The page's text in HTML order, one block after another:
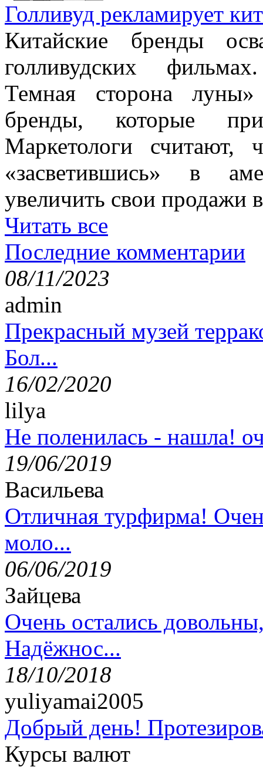
Голливуд рекламирует
Китайские бренды
голливудских
Темная сторона луны»
бренды, которые
Маркетологи считают,
«засветившись» в
увеличить свои продажи
Читать все
Последние комментарии
08/11/2023
admin
Прекрасный музей
Бол...
16/02/2020
lilya
Не поленилась - нашла!
19/06/2019
Васильева
Отличная турфирма!
моло...
06/06/2019
Зайцева
Очень остались
Надёжнос...
18/10/2018
yuliyamai2005
Добрый день!
Курсы валют